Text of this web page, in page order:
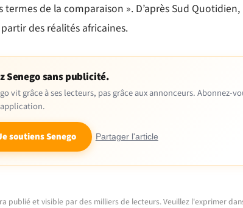
termes de la comparaison ». D’après Sud
des réalités africaines.
Senego sans publicité.
vit grâce à ses lecteurs, pas grâce aux annonceurs.
soutiens Senego Partager l'article
publié et visible par des milliers de lecteurs. Veuillez l'exprimer